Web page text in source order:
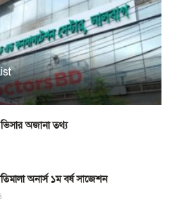
ভিসার অজানা তথ্য
অনার্স ১ম বর্ষ সাজেশন